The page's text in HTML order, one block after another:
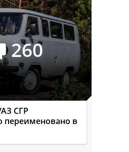
260
СГР
переименовано в